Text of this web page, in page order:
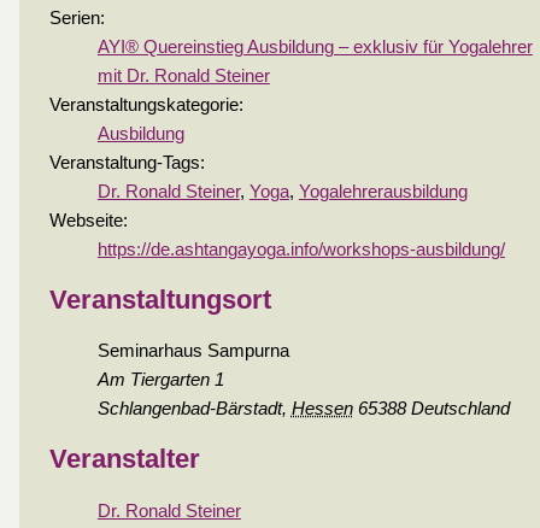
Serien:
AYI® Quereinstieg Ausbildung – exklusiv für Yogalehrer
mit Dr. Ronald Steiner
Veranstaltungskategorie:
Ausbildung
Veranstaltung-Tags:
Dr. Ronald Steiner, Yoga, Yogalehrerausbildung
Webseite:
https://de.ashtangayoga.info/workshops-ausbildung/
Veranstaltungsort
Seminarhaus Sampurna
Am Tiergarten 1
Schlangenbad-Bärstadt, Hessen 65388 Deutschland
Veranstalter
Dr. Ronald Steiner